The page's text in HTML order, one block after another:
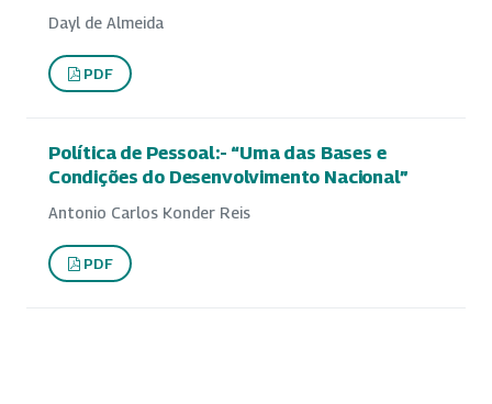
Dayl de Almeida
PDF
Política de Pessoal:- “Uma das Bases e
Condições do Desenvolvimento Nacional”
Antonio Carlos Konder Reis
PDF